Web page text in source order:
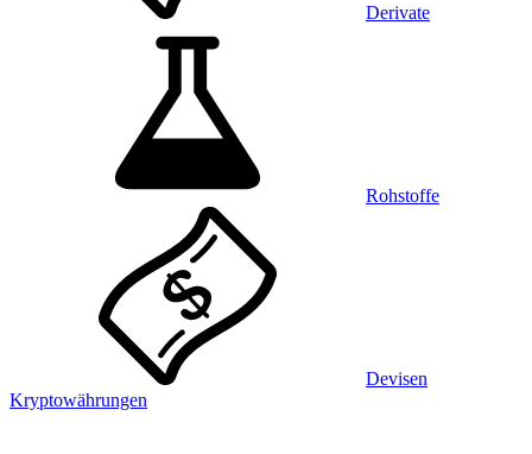
Derivate
Rohstoffe
Devisen
Kryptowährungen